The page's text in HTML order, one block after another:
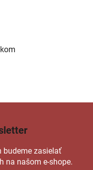
budeme zasielať
na našom e-shope.